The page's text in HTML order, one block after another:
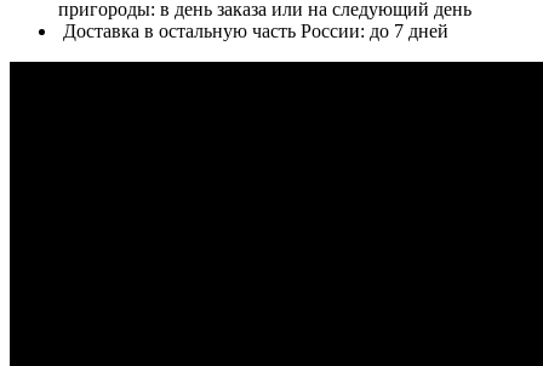
пригороды: в день заказа или на следующий день
Доставка в остальную часть России: до 7 дней